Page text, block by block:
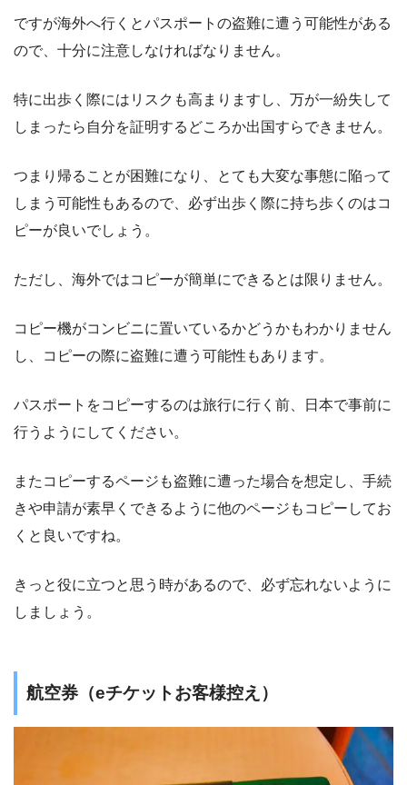
ですが海外へ行くとパスポートの盗難に遭う可能性がある
ので、十分に注意しなければなりません。
特に出歩く際にはリスクも高まりますし、万が一紛失して
しまったら自分を証明するどころか出国すらできません。
つまり帰ることが困難になり、とても大変な事態に陥って
しまう可能性もあるので、必ず出歩く際に持ち歩くのはコ
ピーが良いでしょう。
ただし、海外ではコピーが簡単にできるとは限りません。
コピー機がコンビニに置いているかどうかもわかりません
し、コピーの際に盗難に遭う可能性もあります。
パスポートをコピーするのは旅行に行く前、日本で事前に
行うようにしてください。
またコピーするページも盗難に遭った場合を想定し、手続
きや申請が素早くできるように他のページもコピーしてお
くと良いですね。
きっと役に立つと思う時があるので、必ず忘れないように
しましょう。
航空券（eチケットお客様控え）